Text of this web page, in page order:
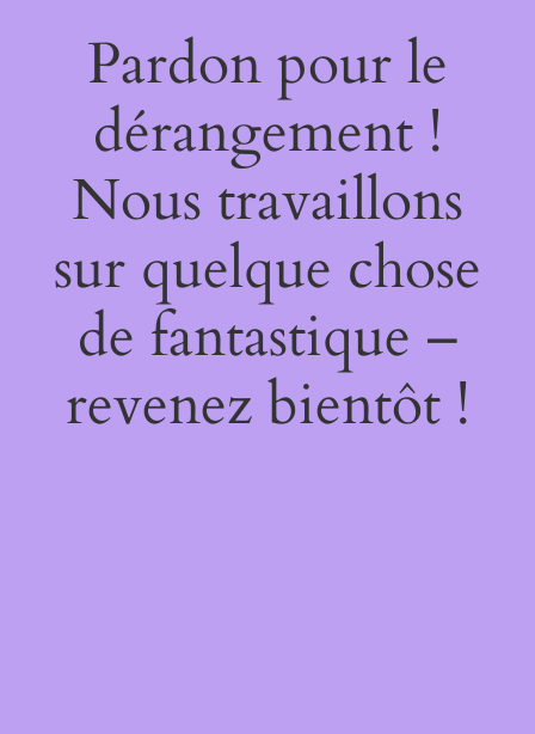
Pardon pour le
dérangement !
Nous travaillons
sur quelque chose
de fantastique –
revenez bientôt !